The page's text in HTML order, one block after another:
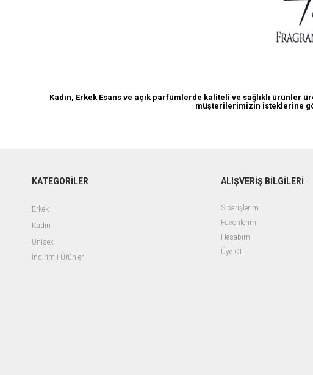
Kadın, Erkek Esans ve açık parfümlerde kaliteli ve sağlıklı
müşterilerimizin isteklerine
KATEGORİLER
Erkek
Kadın
Unisex
İndirimli Ürünler
ALIŞVERİŞ BİLGİLERİ
Siparişlerim
Favorilerim
Hesabım
Üye OL